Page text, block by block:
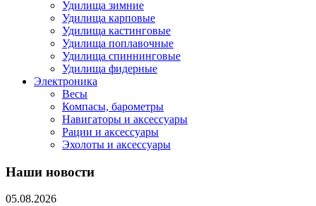
Удилища зимние
Удилища карповые
Удилища кастинговые
Удилища поплавочные
Удилища спиннинговые
Удилища фидерные
Электроника
Весы
Компасы, барометры
Навигаторы и аксессуары
Рации и аксессуары
Эхолоты и аксессуары
Наши новости
05.08.2026